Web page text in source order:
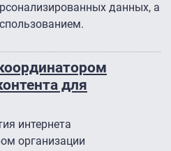
данных, а
для
интернета
организации